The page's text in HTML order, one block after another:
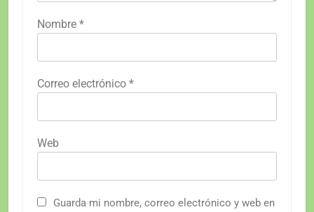
Nombre *
Correo electrónico *
Web
Guarda mi nombre, correo electrónico y web en